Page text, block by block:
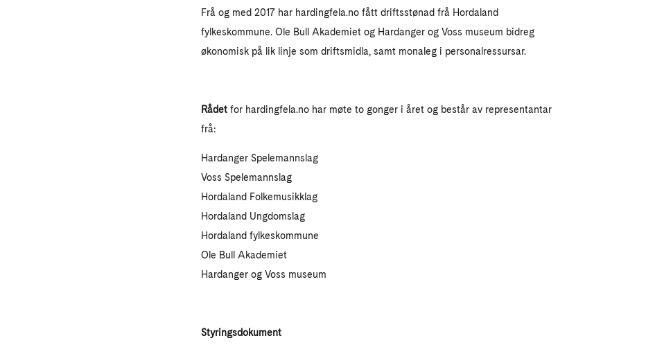
Frå og med 2017 har hardingfela.no fått driftsstønad frå Hordaland
fylkeskommune. Ole Bull Akademiet og Hardanger og Voss museum bidreg
økonomisk på lik linje som driftsmidla, samt monaleg i personalressursar.
Rådetfor hardingfela.no har møte to gonger i året og består av representantar
frå:
Hardanger Spelemannslag
Voss Spelemannslag
Hordaland Folkemusikklag
Hordaland Ungdomslag
Hordaland fylkeskommune
Ole Bull Akademiet
Hardanger og Voss museum
Styringsdokument